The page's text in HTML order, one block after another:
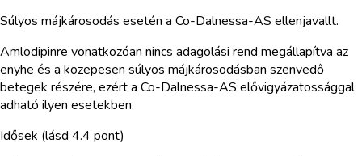
Súlyos májkárosodás esetén a Co-Dalnessa-AS ellenjavallt.
Amlodipinre vonatkozóan nincs adagolási rend megállapítva az
enyhe és a közepesen súlyos májkárosodásban szenvedő
betegek részére, ezért a Co-Dalnessa-AS elővigyázatossággal
adható ilyen esetekben.
Idősek (lásd 4.4 pont)